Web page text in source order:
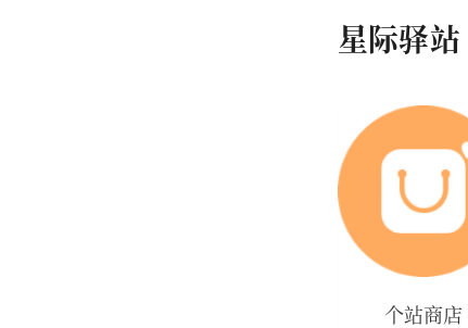
星际驿站
个站商店